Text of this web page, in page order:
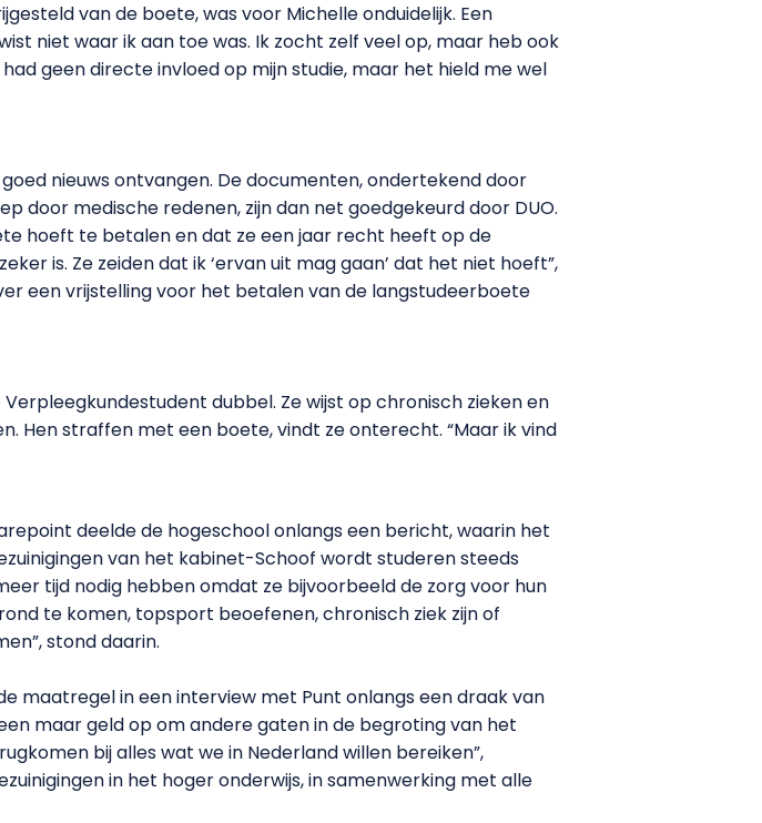
van de boete, was voor Michelle onduidelijk. Een
niet waar ik aan toe was. Ik zocht zelf veel op, maar heb ook
geen directe invloed op mijn studie, maar het hield me wel
nieuws ontvangen. De documenten, ondertekend door
door medische redenen, zijn dan net goedgekeurd door DUO.
hoeft te betalen en dat ze een jaar recht heeft op de
is. Ze zeiden dat ik ‘ervan uit mag gaan’ dat het niet hoeft”,
een vrijstelling voor het betalen van de langstudeerboete
dubbel. Ze wijst op chronisch zieken en
Hen straffen met een boete, vindt ze onterecht. “Maar ik vind
deelde de hogeschool onlangs een bericht, waarin het
van het kabinet-Schoof wordt studeren steeds
tijd nodig hebben omdat ze bijvoorbeeld de zorg voor hun
te komen, topsport beoefenen, chronisch ziek zijn of
stond daarin.
maatregel in een interview met Punt onlangs een draak van
maar geld op om andere gaten in de begroting van het
bij alles wat we in Nederland willen bereiken”,
in het hoger onderwijs, in samenwerking met alle